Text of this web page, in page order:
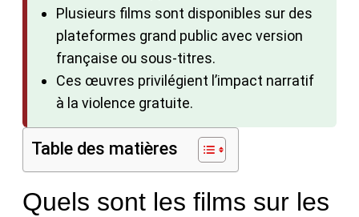
Plusieurs films sont disponibles sur des
plateformes grand public avec version
française ou sous-titres.
Ces œuvres privilégient l’impact narratif
à la violence gratuite.
Table des matières
Quels sont les films sur les